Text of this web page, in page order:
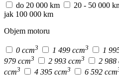
do 20 000 km 20 - 50 000
jak 100 000 km
Objem motoru
0 ccm3 1 499 ccm3 1
979 ccm3 2 993 ccm3 2 988
ccm3 4 395 ccm3 6 592 ccm